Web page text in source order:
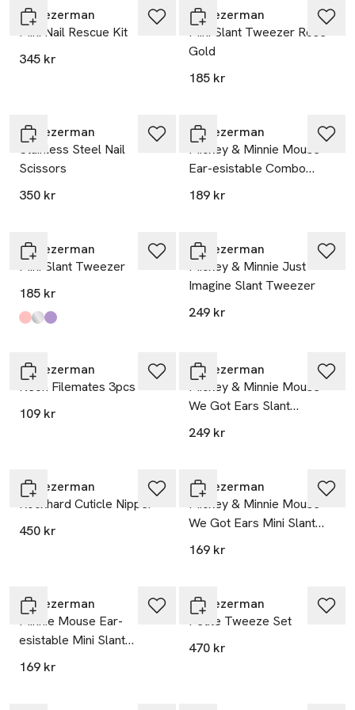
Tweezerman
Mini Nail Rescue Kit
345 kr
Tweezerman
Mini Slant Tweezer Rose
Gold
185 kr
Tweezerman
Stainless Steel Nail
Scissors
350 kr
Tweezerman
Mickey & Minnie Mouse
Ear-esistable Combo
Clipper Set
189 kr
Tweezerman
Mini Slant Tweezer
185 kr
Produkten finns i färgerna:
Neon Pink
Classic
Blooming Lilac
Tweezerman
Mickey & Minnie Just
Imagine Slant Tweezer
249 kr
Tweezerman
Neon Filemates 3pcs
109 kr
Tweezerman
Mickey & Minnie Mouse
We Got Ears Slant
Tweezer
249 kr
Tweezerman
Rockhard Cuticle Nipper
450 kr
Tweezerman
Mickey & Minnie Mouse
We Got Ears Mini Slant
Tweezer
169 kr
Tweezerman
Minnie Mouse Ear-
esistable Mini Slant
Tweezer
169 kr
Tweezerman
Petite Tweeze Set
470 kr